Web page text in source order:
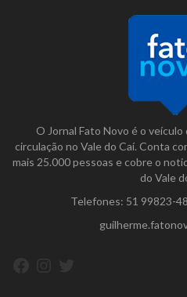
O Jornal Fato Novo é o
circulação no Vale do Caí. Conta
mais 25.000 pessoas e cobre o
do Vale
Telefones: 51 99823-